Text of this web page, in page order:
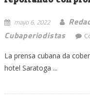
mayo 6, 2022
Cubaperiodistas
La prensa cubana da
hotel Saratoga ...